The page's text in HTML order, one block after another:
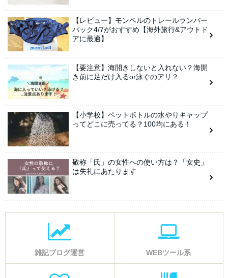
【レビュー】モンベルのトレールランバー
パック4/7がおすすめ【海外旅行&アウトド
アに最適】
【要注意】海開きしないと入れない？海開
き前に足だけ入るor泳ぐのアリ？
【小学校】ペットボトルの水やりキャップ
ってどこに売ってる？100均にある！
敬称「氏」の女性への使い方は？「女史」
は失礼にあたります
雑記ブログ運営 WEBツール系